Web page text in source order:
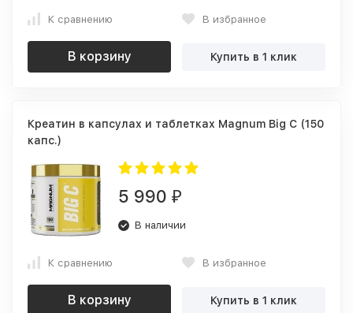
К сравнению В избранное
В корзину Купить в 1 клик
Креатин в капсулах и таблетках Magnum Big C (150
капс.)
5 990 ₽
В наличии
К сравнению В избранное
В корзину Купить в 1 клик